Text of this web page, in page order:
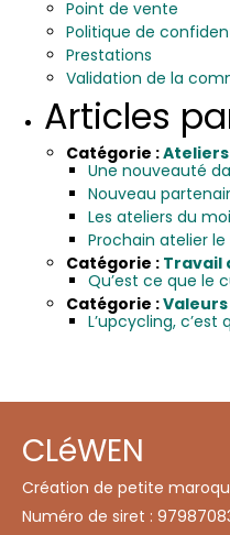
Point de vente
Politique de
Prestations
Validation de la
Articles
Catégorie :Ateliers
Une nouveauté
Nouveau
Les ateliers du
Prochain atelier le
Catégorie : Travail
Qu’est ce que le
Catégorie :Valeurs
L’upcycling, c’est
CLéWEN
Création de petite
Numéro de siret :